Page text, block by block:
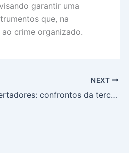
garantir uma
que, na
crime organizado.
NEXT
Libertadores: confrontos da terceira fase com Botafogo x Barcelona de Guayaquil, Sporting Cristal em Carabobo e times pendentes antes do sorteio